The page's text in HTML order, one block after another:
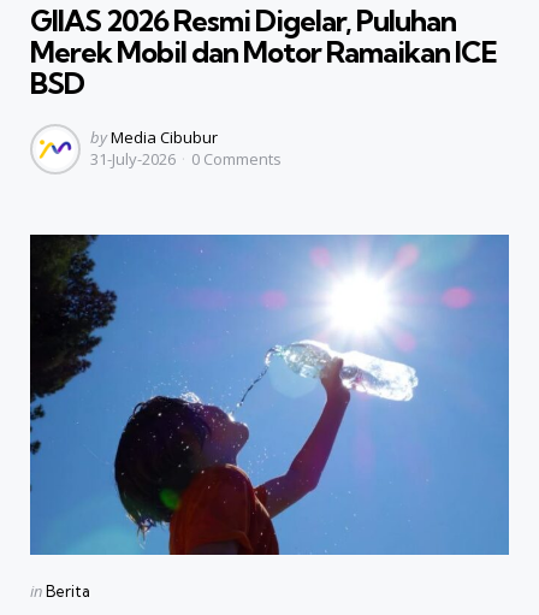
GIIAS 2026 Resmi Digelar, Puluhan
Merek Mobil dan Motor Ramaikan ICE
BSD
Posted
by
byMedia Cibubur
31-July-2026
0 Comments
Categories
Posted
inBerita